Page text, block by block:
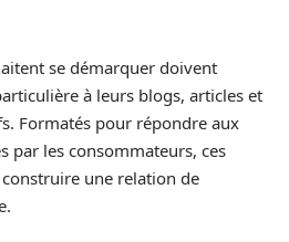
se démarquer doivent
à leurs blogs, articles et
Formatés pour répondre aux
par les consommateurs, ces
une relation de